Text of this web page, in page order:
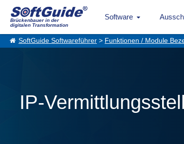
Brückenbauer in der
digitalen Transformation
Software
SoftGuide Softwareführer > Funktionen / Module
IP-